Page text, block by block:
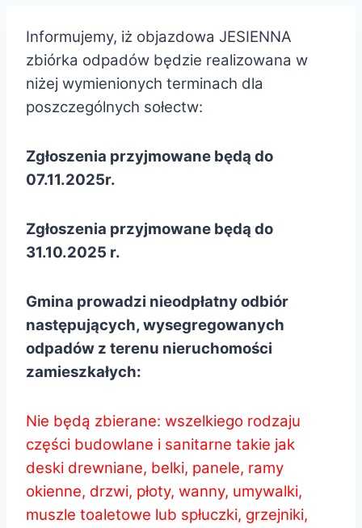
Informujemy, iż objazdowa JESIENNA
zbiórka odpadów będzie realizowana w
niżej wymienionych terminach dla
poszczególnych sołectw:
Zgłoszenia przyjmowane będą do
07.11.2025r.
Zgłoszenia przyjmowane będą do
31.10.2025 r.
Gmina prowadzi nieodpłatny odbiór
następujących, wysegregowanych
odpadów z terenu nieruchomości
zamieszkałych:
Nie będą zbierane: wszelkiego rodzaju
części budowlane i sanitarne takie jak
deski drewniane, belki, panele, ramy
okienne, drzwi, płoty, wanny, umywalki,
muszle toaletowe lub spłuczki, grzejniki,